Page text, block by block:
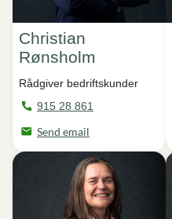
Christian
Rønsholm
Rådgiver bedriftskunder
915 28 861
Send email